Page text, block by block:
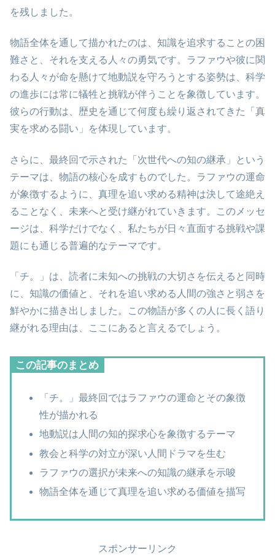
を残しました。
物語全体を通して描かれたのは、知識を追求することの困
難さと、それを支える人々の勇気です。ラファウや彼に関
わる人々が命を懸けて地動説を守ろうとする姿勢は、科学
の進歩には常に犠牲と挑戦が伴うことを象徴しています。
彼らの行動は、歴史を通じて何度も繰り返されてきた「真
実を求める闘い」を体現しています。
さらに、最終回で示された「次世代への知の継承」という
テーマは、物語の核心を成すものでした。ラファウの運命
が象徴するように、真理を追い求める精神は決して途絶え
ることなく、未来へと受け継がれていきます。このメッセ
ージは、科学だけでなく、私たちが日々直面する挑戦や課
題にも通じる普遍的なテーマです。
「チ。」は、読者に未知への挑戦の大切さを伝えると同時
に、知識の価値と、それを追い求める人間の強さと弱さを
鮮やかに描き出しました。この物語が多くの人に長く語り
継がれる理由は、ここにあると言えるでしょう。
この記事のまとめ
「チ。」最終回ではラファウの運命とその象徴
性が描かれる
地動説は人間の知的探求心を象徴するテーマ
教会と科学の対立が深い人間ドラマを生む
ラファウの選択が未来への知識の継承を示唆
物語全体を通じて真理を追い求める価値を描写
スポンサーリンク